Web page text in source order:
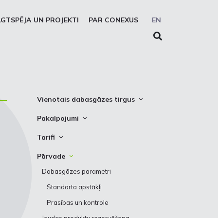
EN
UN PROJEKTI PAR CONEXUS
Vienotais dabasgāzes tirgus
Vienotās zonas platforma
Pakalpojumi
Pārvade
pakalpojums
REMIT ziņošanas pakalpojums
EIC LIO
Tarifi
Pārvade
Uzglabāšana
Pārvade
Dabasgāzes parametri
Standarta apstākļi
Prasības un kontrole